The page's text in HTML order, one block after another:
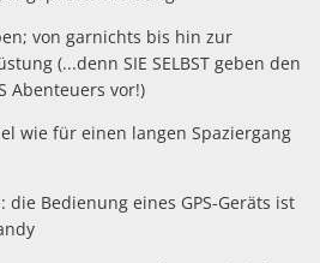
von garnichts bis hin zur
(...denn SIE SELBST geben den
Abenteuers vor!)
wie für einen langen Spaziergang
die Bedienung eines GPS-Geräts ist